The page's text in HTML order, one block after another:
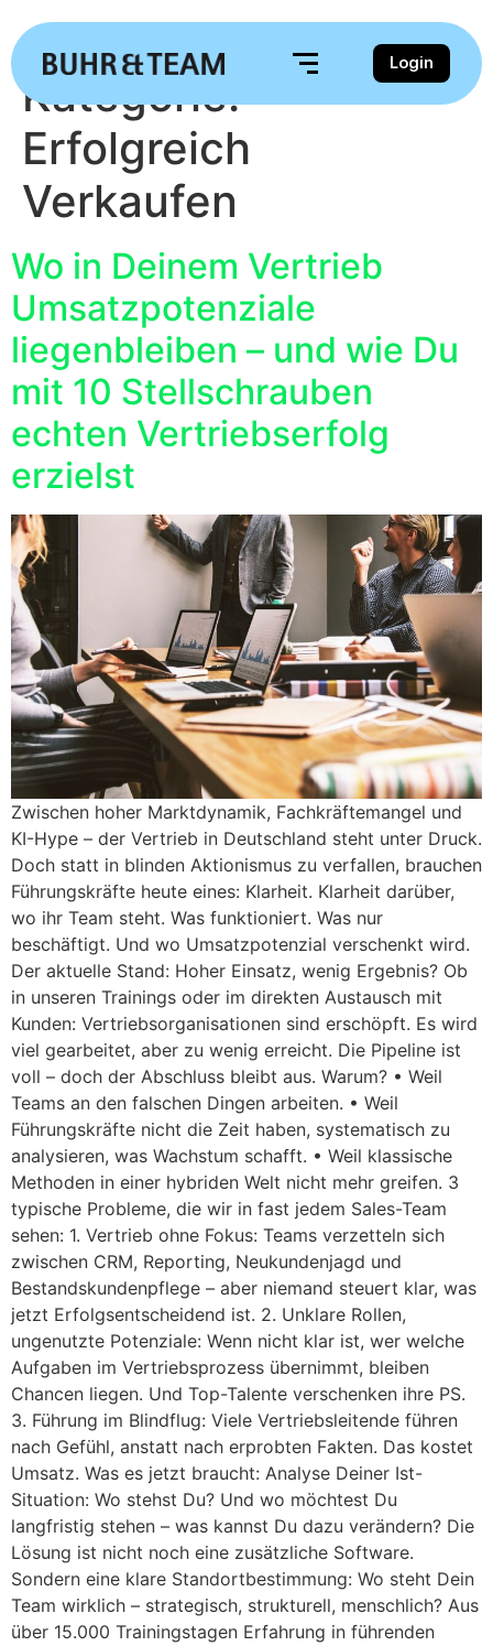
Login
Kategorie:
Erfolgreich
Verkaufen
Wo in Deinem Vertrieb
Umsatzpotenziale
liegenbleiben – und wie Du
mit 10 Stellschrauben
echten Vertriebserfolg
erzielst
Zwischen hoher Marktdynamik, Fachkräftemangel und
KI-Hype – der Vertrieb in Deutschland steht unter Druck.
Doch statt in blinden Aktionismus zu verfallen, brauchen
Führungskräfte heute eines: Klarheit. Klarheit darüber,
wo ihr Team steht. Was funktioniert. Was nur
beschäftigt. Und wo Umsatzpotenzial verschenkt wird.
Der aktuelle Stand: Hoher Einsatz, wenig Ergebnis? Ob
in unseren Trainings oder im direkten Austausch mit
Kunden: Vertriebsorganisationen sind erschöpft. Es wird
viel gearbeitet, aber zu wenig erreicht. Die Pipeline ist
voll – doch der Abschluss bleibt aus. Warum? • Weil
Teams an den falschen Dingen arbeiten. • Weil
Führungskräfte nicht die Zeit haben, systematisch zu
analysieren, was Wachstum schafft. • Weil klassische
Methoden in einer hybriden Welt nicht mehr greifen. 3
typische Probleme, die wir in fast jedem Sales-Team
sehen: 1. Vertrieb ohne Fokus: Teams verzetteln sich
zwischen CRM, Reporting, Neukundenjagd und
Bestandskundenpflege – aber niemand steuert klar, was
jetzt Erfolgsentscheidend ist. 2. Unklare Rollen,
ungenutzte Potenziale: Wenn nicht klar ist, wer welche
Aufgaben im Vertriebsprozess übernimmt, bleiben
Chancen liegen. Und Top-Talente verschenken ihre PS.
3. Führung im Blindflug: Viele Vertriebsleitende führen
nach Gefühl, anstatt nach erprobten Fakten. Das kostet
Umsatz. Was es jetzt braucht: Analyse Deiner Ist-
Situation: Wo stehst Du? Und wo möchtest Du
langfristig stehen – was kannst Du dazu verändern? Die
Lösung ist nicht noch eine zusätzliche Software.
Sondern eine klare Standortbestimmung: Wo steht Dein
Team wirklich – strategisch, strukturell, menschlich? Aus
über 15.000 Trainingstagen Erfahrung in führenden